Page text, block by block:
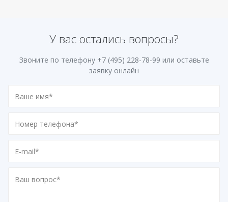
У вас остались вопросы?
Звоните по телефону +7 (495) 228-78-99 или оставьте
заявку онлайн